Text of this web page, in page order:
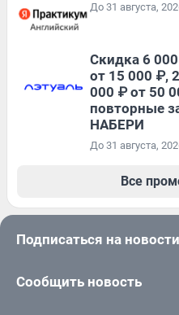
До 31 августа,
Скидка 6
от 15 000 ₽,
000 ₽ от 50
повторные
НАБЕРИ
До 31 августа,
Все
Подписаться на новости
Сообщить новость